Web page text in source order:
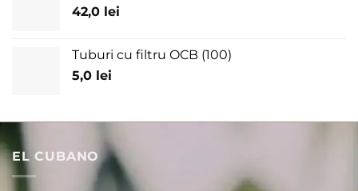
42,0 lei
Tuburi cu filtru OCB (100)
5,0 lei
EL CUBANO